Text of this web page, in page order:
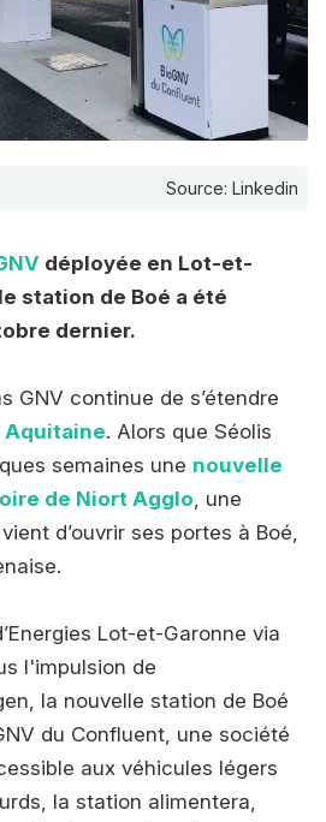
Source: Linkedin
déployée en Lot-et-
station de Boé a été
dernier.
GNV continue de s’étendre
Aquitaine. Alors que Séolis
semaines une nouvelle
de Niort Agglo, une
d’ouvrir ses portes à Boé,
Lot-et-Garonne via
l'impulsion de
la nouvelle station de Boé
du Confluent, une société
aux véhicules légers
la station alimentera,